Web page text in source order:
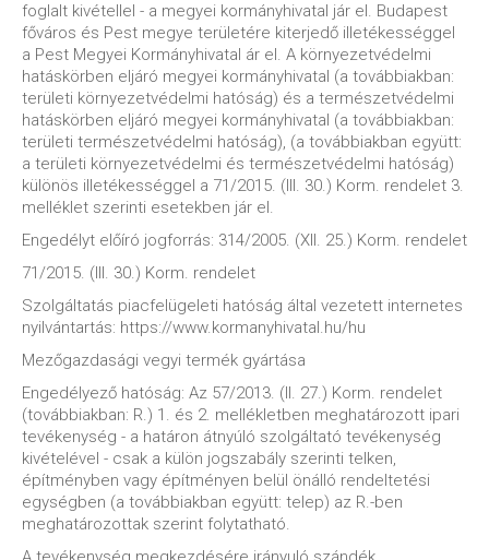
foglalt kivétellel - a megyei kormányhivatal jár el. Budapest
főváros és Pest megye területére kiterjedő illetékességgel
a Pest Megyei Kormányhivatal ár el. A környezetvédelmi
hatáskörben eljáró megyei kormányhivatal (a továbbiakban:
területi környezetvédelmi hatóság) és a természetvédelmi
hatáskörben eljáró megyei kormányhivatal (a továbbiakban:
területi természetvédelmi hatóság), (a továbbiakban együtt:
a területi környezetvédelmi és természetvédelmi hatóság)
különös illetékességgel a 71/2015. (III. 30.) Korm. rendelet 3.
melléklet szerinti esetekben jár el.
Engedélyt előíró jogforrás: 314/2005. (XII. 25.) Korm. rendelet
71/2015. (III. 30.) Korm. rendelet
Szolgáltatás piacfelügeleti hatóság által vezetett internetes
nyilvántartás: https://www.kormanyhivatal.hu/hu
Mezőgazdasági vegyi termék gyártása
Engedélyező hatóság: Az 57/2013. (II. 27.) Korm. rendelet
(továbbiakban: R.) 1. és 2. mellékletben meghatározott ipari
tevékenység - a határon átnyúló szolgáltató tevékenység
kivételével - csak a külön jogszabály szerinti telken,
építményben vagy építményen belül önálló rendeltetési
egységben (a továbbiakban együtt: telep) az R.-ben
meghatározottak szerint folytatható.